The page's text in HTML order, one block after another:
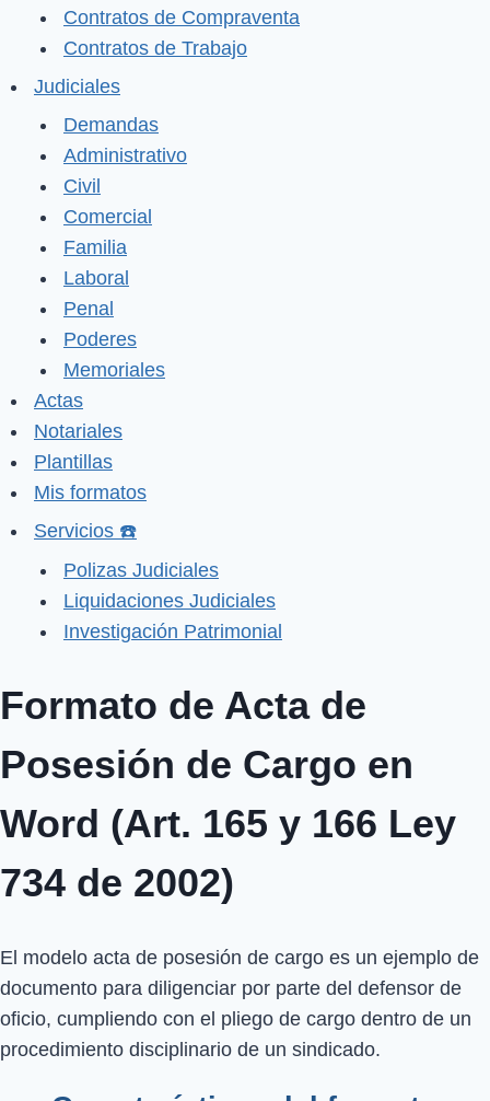
Contratos de Compraventa
Contratos de Trabajo
Judiciales
Demandas
Administrativo
Civil
Comercial
Familia
Laboral
Penal
Poderes
Memoriales
Actas
Notariales
Plantillas
Mis formatos
Servicios ☎️
Polizas Judiciales
Liquidaciones Judiciales
Investigación Patrimonial
Formato de Acta de
Posesión de Cargo en
Word (Art. 165 y 166 Ley
734 de 2002)
El modelo acta de posesión de cargo es un ejemplo de
documento para diligenciar por parte del defensor de
oficio, cumpliendo con el pliego de cargo dentro de un
procedimiento disciplinario de un sindicado.